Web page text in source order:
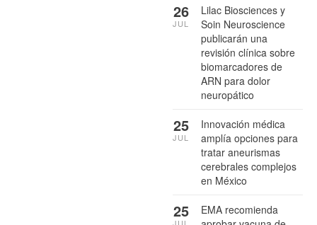
Lilac Biosciences y
Soin Neuroscience
publicarán una
revisión clínica sobre
biomarcadores de
ARN para dolor
neuropático
26
JUL
Innovación médica
amplía opciones para
tratar aneurismas
cerebrales complejos
en México
25
JUL
EMA recomienda
25